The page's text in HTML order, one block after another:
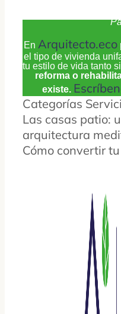
En Arquitecto.eco
el tipo de vivienda
tu estilo de vida tanto
reforma o
existe.
Categorías
Las casas patio:
arquitectura
Cómo convertir